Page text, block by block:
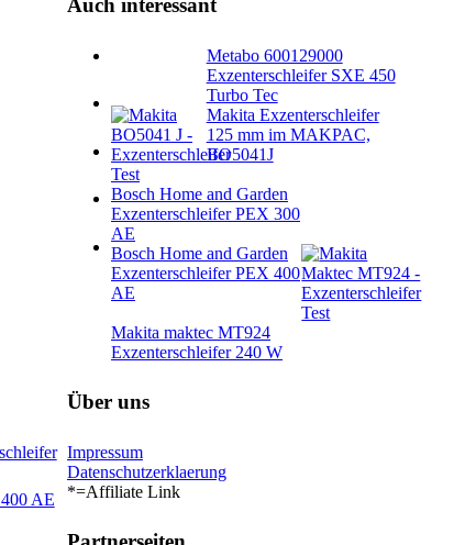
Auch interessant
Metabo 600129000
Exzenterschleifer SXE 450
Turbo Tec
Makita Exzenterschleifer
125 mm im MAKPAC,
BO5041J
Bosch Home and Garden
Exzenterschleifer PEX 300
AE
Bosch Home and Garden
Exzenterschleifer PEX 400
AE
Makita maktec MT924
Exzenterschleifer 240 W
AE
Über uns
Impressum
Datenschutzerklaerung
*=Affiliate Link